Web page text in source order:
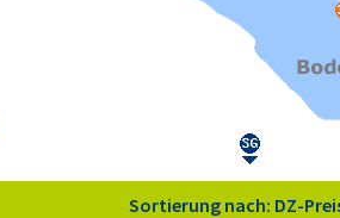
Sortierung nach: DZ-